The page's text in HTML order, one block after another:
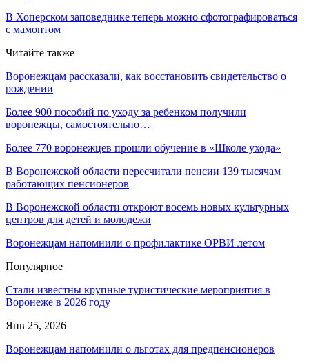
В Хоперском заповеднике теперь можно сфотографироваться
с мамонтом
Читайте также
Воронежцам рассказали, как восстановить свидетельство о
рождении
Более 900 пособий по уходу за ребенком получили
воронежцы, самостоятельно…
Более 770 воронежцев прошли обучение в «Школе ухода»
В Воронежской области пересчитали пенсии 139 тысячам
работающих пенсионеров
В Воронежской области откроют восемь новых культурных
центров для детей и молодежи
Воронежцам напомнили о профилактике ОРВИ летом
Популярное
Стали известны крупные туристические мероприятия в
Воронеже в 2026 году
Янв 25, 2026
Воронежцам напомнили о льготах для предпенсионеров